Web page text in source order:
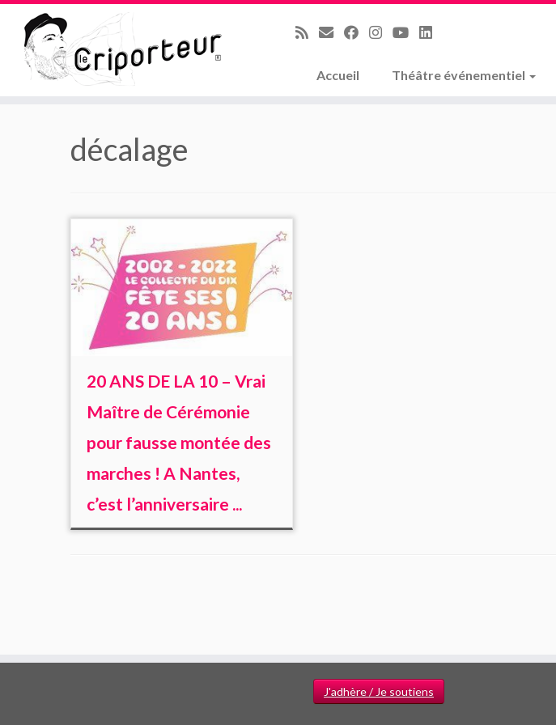
Accueil Théâtre événementiel
décalage
20 ANS DE LA 10 – Vrai
Maître de Cérémonie
pour fausse montée des
marches ! A Nantes,
c’est l’anniversaire ...
J'adhère / Je soutiens